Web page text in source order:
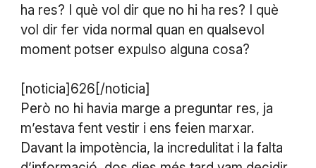
ha res? I què vol dir que no hi ha res? I què
vol dir fer vida normal quan en qualsevol
moment potser expulso alguna cosa?
[noticia]626[/noticia]
Però no hi havia marge a preguntar res, ja
m’estava fent vestir i ens feien marxar.
Davant la impotència, la incredulitat i la falta